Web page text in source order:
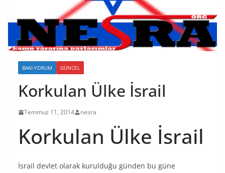
BAKI-YORUM GÜNCEL
Korkulan Ülke İsrail
Temmuz 11, 2014 nesra
Korkulan Ülke İsrail
İsrail devlet olarak kurulduğu günden bu güne